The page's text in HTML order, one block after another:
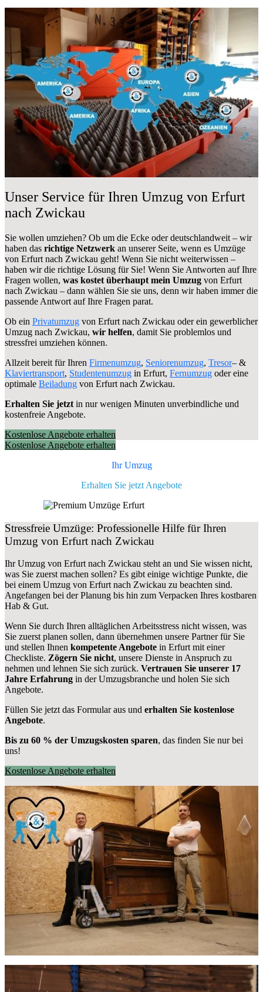
Unser Service für Ihren Umzug von Erfurt
nach Zwickau
Sie wollen umziehen? Ob um die Ecke oder deutschlandweit – wir
haben das richtige Netzwerk an unserer Seite, wenn es Umzüge
von Erfurt nach Zwickau geht! Wenn Sie nicht weiterwissen –
haben wir die richtige Lösung für Sie! Wenn Sie Antworten auf Ihre
Fragen wollen, was kostet überhaupt mein Umzug von Erfurt
nach Zwickau – dann wählen Sie sie uns, denn wir haben immer die
passende Antwort auf Ihre Fragen parat.
Ob ein Privatumzug von Erfurt nach Zwickau oder ein gewerblicher
Umzug nach Zwickau, wir helfen, damit Sie problemlos und
stressfrei umziehen können.
Allzeit bereit für Ihren Firmenumzug, Seniorenumzug, Tresor– &
Klaviertransport, Studentenumzug in Erfurt, Fernumzug oder eine
optimale Beiladung von Erfurt nach Zwickau.
Erhalten Sie jetzt in nur wenigen Minuten unverbindliche und
kostenfreie Angebote.
Kostenlose Angebote erhalten
Kostenlose Angebote erhalten
Ihr Umzug
Erhalten Sie jetzt Angebote
Stressfreie Umzüge: Professionelle Hilfe für Ihren
Umzug von Erfurt nach Zwickau
Ihr Umzug von Erfurt nach Zwickau steht an und Sie wissen nicht,
was Sie zuerst machen sollen? Es gibt einige wichtige Punkte, die
bei einem Umzug von Erfurt nach Zwickau zu beachten sind.
Angefangen bei der Planung bis hin zum Verpacken Ihres kostbaren
Hab & Gut.
Wenn Sie durch Ihren alltäglichen Arbeitsstress nicht wissen, was
Sie zuerst planen sollen, dann übernehmen unsere Partner für Sie
und stellen Ihnen kompetente Angebote in Erfurt mit einer
Checkliste. Zögern Sie nicht, unsere Dienste in Anspruch zu
nehmen und lehnen Sie sich zurück. Vertrauen Sie unserer 17
Jahre Erfahrung in der Umzugsbranche und holen Sie sich
Angebote.
Füllen Sie jetzt das Formular aus und erhalten Sie kostenlose
Angebote.
Bis zu 60 % der Umzugskosten sparen, das finden Sie nur bei
uns!
Kostenlose Angebote erhalten